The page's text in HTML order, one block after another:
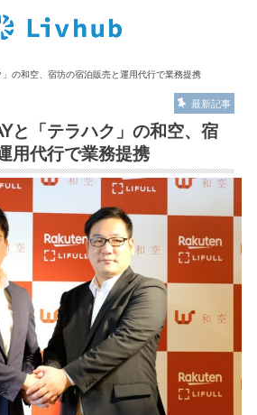
」の和空、宿坊の宿泊販売と運用代行で業務提携
最新記事
と「テラハク」の和空、宿
用代行で業務提携